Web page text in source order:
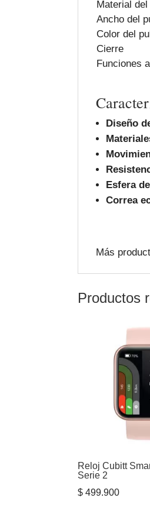
Material
Ancho del
Color del
Cierre
Funciones
Diseño
Esfera
Correa
Más
Productos
Reloj Cubitt
Serie 2
$ 499.900